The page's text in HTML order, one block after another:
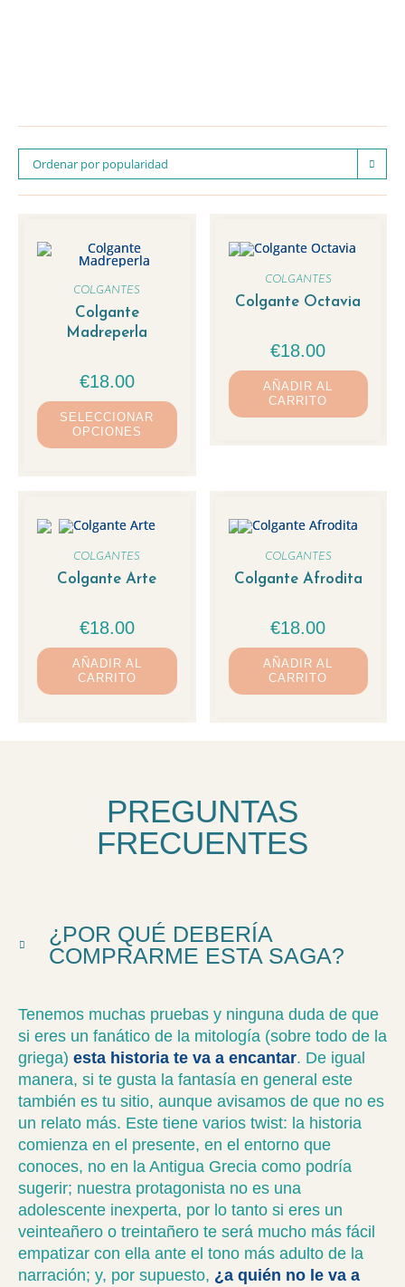
Ordenar por popularidad
COLGANTES
Colgante
Madreperla
€18.00
SELECCIONAR
OPCIONES
COLGANTES
Colgante Octavia
€18.00
AÑADIR AL
CARRITO
COLGANTES
Colgante Arte
€18.00
AÑADIR AL
CARRITO
COLGANTES
Colgante Afrodita
€18.00
AÑADIR AL
CARRITO
PREGUNTAS
FRECUENTES
¿POR QUÉ DEBERÍA
COMPRARME ESTA SAGA?
Tenemos muchas pruebas y ninguna duda de que
si eres un fanático de la mitología (sobre todo de la
griega) esta historia te va a encantar. De igual
manera, si te gusta la fantasía en general este
también es tu sitio, aunque avisamos de que no es
un relato más. Este tiene varios twist: la historia
comienza en el presente, en el entorno que
conoces, no en la Antigua Grecia como podría
sugerir; nuestra protagonista no es una
adolescente inexperta, por lo tanto si eres un
veinteañero o treintañero te será mucho más fácil
empatizar con ella ante el tono más adulto de la
narración; y, por supuesto, ¿a quién no le va a